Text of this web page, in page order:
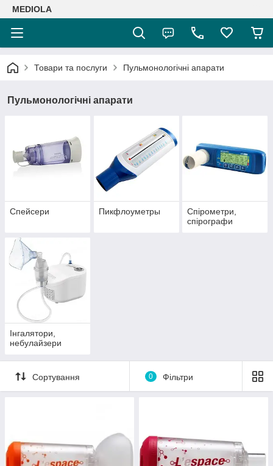
MEDIOLA
Товари та послуги Пульмонологічні апарати
Пульмонологічні апарати
Спейсери Пикфлоуметры
Спірометри,
спірографи
Інгалятори,
небулайзери
Сортування 0 Фільтри